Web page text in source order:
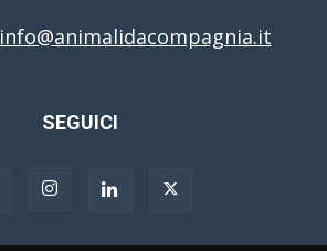
info@animalidacompagnia.it
SEGUICI